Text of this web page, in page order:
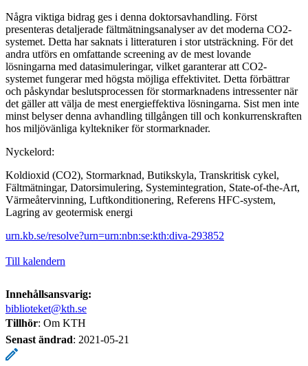
Några viktiga bidrag ges i denna doktorsavhandling. Först
presenteras detaljerade fältmätningsanalyser av det moderna CO2-
systemet. Detta har saknats i litteraturen i stor utsträckning. För det
andra utförs en omfattande screening av de mest lovande
lösningarna med datasimuleringar, vilket garanterar att CO2-
systemet fungerar med högsta möjliga effektivitet. Detta förbättrar
och påskyndar beslutsprocessen för stormarknadens intressenter när
det gäller att välja de mest energieffektiva lösningarna. Sist men inte
minst belyser denna avhandling tillgången till och konkurrenskraften
hos miljövänliga kyltekniker för stormarknader.
Nyckelord:
Koldioxid (CO2), Stormarknad, Butikskyla, Transkritisk cykel,
Fältmätningar, Datorsimulering, Systemintegration, State-of-the-Art,
Värmeåtervinning, Luftkonditionering, Referens HFC-system,
Lagring av geotermisk energi
urn.kb.se/resolve?urn=urn:nbn:se:kth:diva-293852
Till kalendern
Innehållsansvarig:
biblioteket@kth.se
Tillhör: Om KTH
Senast ändrad: 2021-05-21